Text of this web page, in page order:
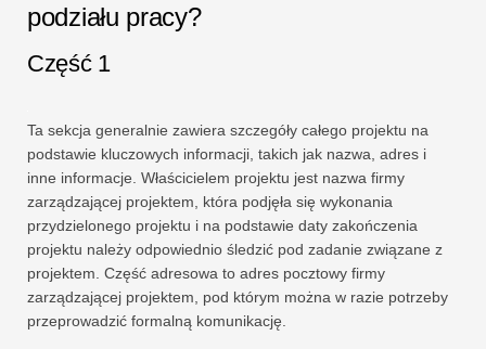
podziału pracy?
Część 1
Ta sekcja generalnie zawiera szczegóły całego projektu na
podstawie kluczowych informacji, takich jak nazwa, adres i
inne informacje. Właścicielem projektu jest nazwa firmy
zarządzającej projektem, która podjęła się wykonania
przydzielonego projektu i na podstawie daty zakończenia
projektu należy odpowiednio śledzić pod zadanie związane z
projektem. Część adresowa to adres pocztowy firmy
zarządzającej projektem, pod którym można w razie potrzeby
przeprowadzić formalną komunikację.